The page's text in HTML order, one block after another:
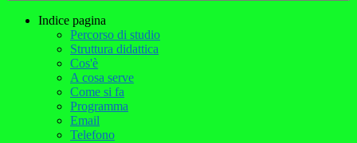
Indice pagina
Percorso di studio
Struttura didattica
Cos'è
A cosa serve
Come si fa
Programma
Email
Telefono